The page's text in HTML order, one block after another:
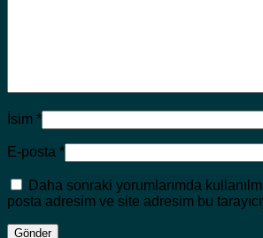
İsim *
E-posta *
Daha sonraki yorumlarımda
posta adresim ve site adresim bu